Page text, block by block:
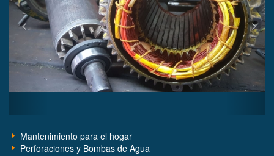
Mantenimiento para el hogar
Perforaciones y Bombas de Agua